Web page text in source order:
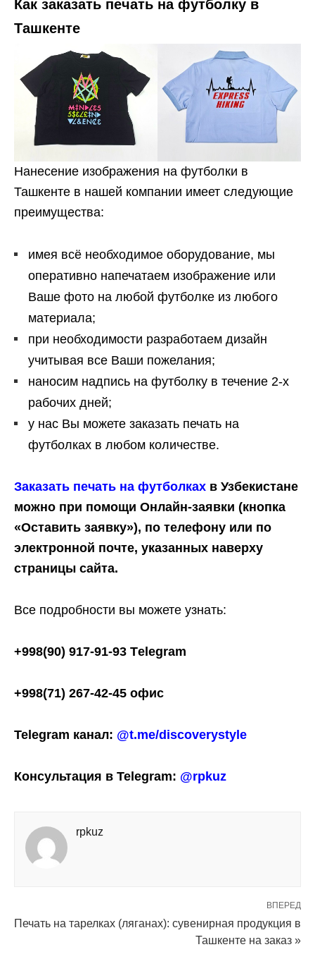
Как заказать печать на футболку в
Ташкенте
Нанесение изображения на футболки в
Ташкенте в нашей компании имеет следующие
преимущества:
имея всё необходимое оборудование, мы
оперативно напечатаем изображение или
Ваше фото на любой футболке из любого
материала;
при необходимости разработаем дизайн
учитывая все Ваши пожелания;
наносим надпись на футболку в течение 2-х
рабочих дней;
у нас Вы можете заказать печать на
футболках в любом количестве.
Заказать печать на футболках в Узбекистане
можно при помощи Онлайн-заявки (кнопка
«Оставить заявку»), по телефону или по
электронной почте, указанных наверху
страницы сайта.
Все подробности вы можете узнать:
+998(90) 917-91-93 Тelegram
+998(71) 267-42-45 офис
Telegram канал: @t.me/discoverystyle
Консультация в Telegram: @rpkuz
rpkuz
ВПЕРЕД
Печать на тарелках (ляганах): сувенирная продукция в
Ташкенте на заказ »